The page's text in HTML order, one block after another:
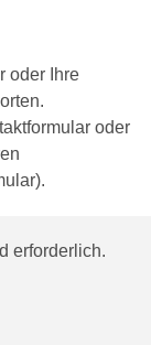
oder Ihre
oder
erforderlich.